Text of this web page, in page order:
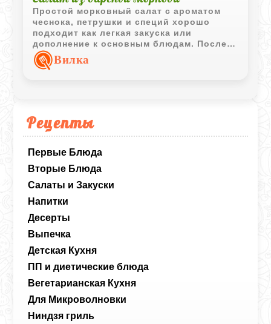
Рецепты
Первые Блюда
Вторые Блюда
Салаты и Закуски
Напитки
Десерты
Выпечка
Детская Кухня
ПП и диетические блюда
Вегетарианская Кухня
Для Микроволновки
Ниндзя гриль
Простой морковный салат с ароматом
чеснока, петрушки и специй хорошо
подходит как легкая закуска или
дополнение к основным блюдам. После
охлаждения его вкус становится еще
ярче.Вилка